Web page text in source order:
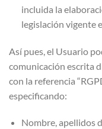
incluida la
legislación vigente
Así pues, el Usuario
comunicación escrita
con la referencia
especificando:
Nombre, apellidos